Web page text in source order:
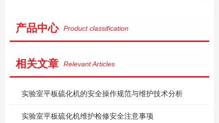
产品中心 Product classification
相关文章 Relevant Articles
实验室平板硫化机的安全操作规范与维护技术分析
实验室平板硫化机维护检修安全注意事项